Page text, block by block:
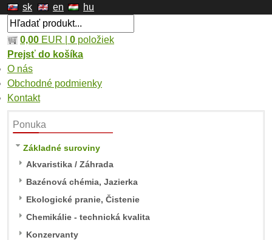
sk en hu
0,00 EUR | 0 položiek
Prejsť do košíka
O nás
Obchodné podmienky
Kontakt
Ponuka
Základné suroviny
Akvaristika / Záhrada
Bazénová chémia, Jazierka
Ekologické pranie, Čistenie
Chemikálie - technická kvalita
Konzervanty